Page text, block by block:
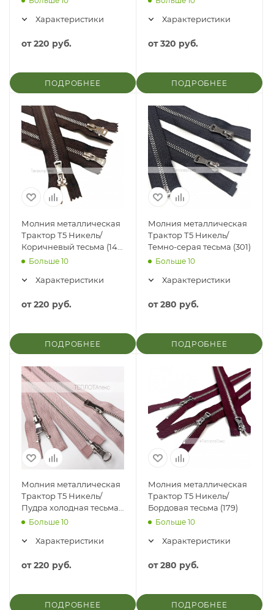
Характеристики
от220 руб.
ПОДРОБНЕЕ
Характеристики
от320 руб.
ПОДРОБНЕЕ
Молния металлическая
Трактор Т5 Никель/
Коричневый тесьма (141
/ 304)
Больше 10
Характеристики
от220 руб.
ПОДРОБНЕЕ
Молния металлическая
Трактор Т5 Никель/
Темно-серая тесьма (301)
Больше 10
Характеристики
от280 руб.
ПОДРОБНЕЕ
Молния металлическая
Трактор Т5 Никель/
Пудра холодная тесьма
(368)
Больше 10
Характеристики
от220 руб.
ПОДРОБНЕЕ
Молния металлическая
Трактор Т5 Никель/
Бордовая тесьма (179)
Больше 10
Характеристики
от280 руб.
ПОДРОБНЕЕ